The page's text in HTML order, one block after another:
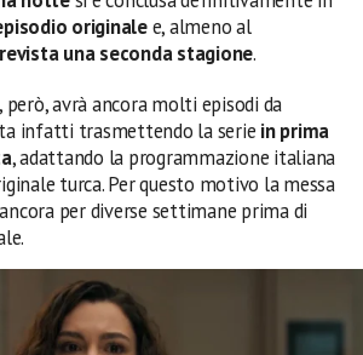
originalee, almeno al
una seconda stagione.
avrà ancora molti episodi da
infatti trasmettendo la serie in prima
, adattando la programmazione italiana
turca. Per questo motivo la messa
per diverse settimane prima di